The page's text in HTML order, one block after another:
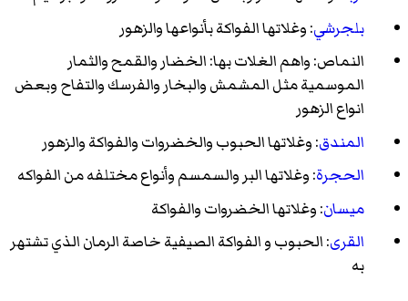
بلجرشي: وغلاتها الفواكة بأنواعها والزهور
النماص: واهم الغلات بها: الخضار والقمح والثمار
الموسمية مثل المشمش والبخار والفرسك والتفاح وبعض
انواع الزهور
المندق: وغلاتها الحبوب والخضروات والفواكة والزهور
الحجرة: وغلاتها البر والسمسم وأنواع مختلفه من الفواكه
ميسان: وغلاتها الخضروات والفواكة
القرى: الحبوب و الفواكة الصيفية خاصة الرمان الذي تشتهر
به